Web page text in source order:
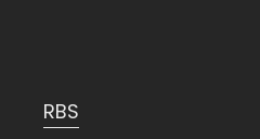
RBS